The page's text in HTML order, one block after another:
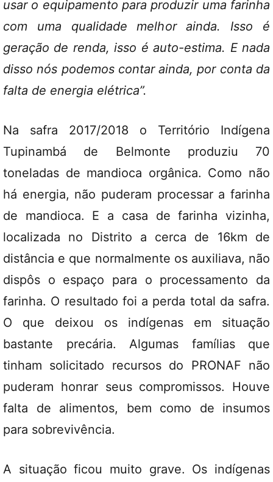
usar o equipamento para produzir uma farinha
com uma qualidade melhor ainda. Isso é
geração de renda, isso é auto-estima. E nada
disso nós podemos contar ainda, por conta da
falta de energia elétrica”.
Na safra 2017/2018 o Território Indígena
Tupinambá de Belmonte produziu 70
toneladas de mandioca orgânica. Como não
há energia, não puderam processar a farinha
de mandioca. E a casa de farinha vizinha,
localizada no Distrito a cerca de 16km de
distância e que normalmente os auxiliava, não
dispôs o espaço para o processamento da
farinha. O resultado foi a perda total da safra.
O que deixou os indígenas em situação
bastante precária. Algumas famílias que
tinham solicitado recursos do PRONAF não
puderam honrar seus compromissos. Houve
falta de alimentos, bem como de insumos
para sobrevivência.
A situação ficou muito grave. Os indígenas